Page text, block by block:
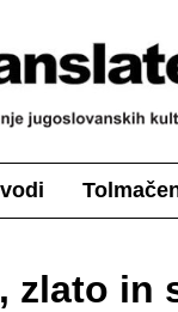
zlato in